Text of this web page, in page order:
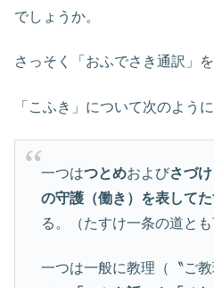
でしょうか。
さっそく「おふでさき通訳」
「こふき」について次のよう
一つはつとめおよびさづけ
の守護（働き）を表して
る。（たすけ一条の道とも
一つは一般に教理（〝ご